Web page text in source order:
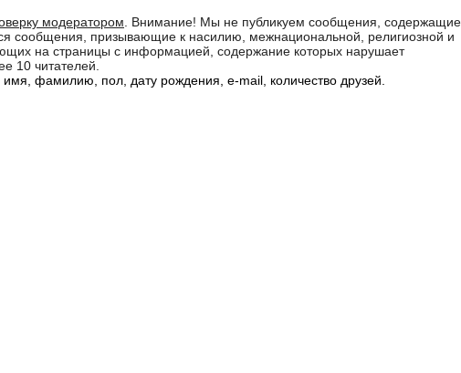
модератором . Внимание! Мы не публикуем сообщения, содержащие
сообщения, призывающие к насилию, межнациональной, религиозной и
на страницы с информацией, содержание которых нарушает
10 читателей.
фамилию, пол, дату рождения, e-mail, количество друзей.